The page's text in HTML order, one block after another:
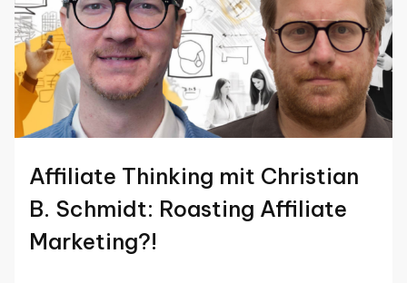
Affiliate Thinking mit Christian
B. Schmidt: Roasting Affiliate
Marketing?!